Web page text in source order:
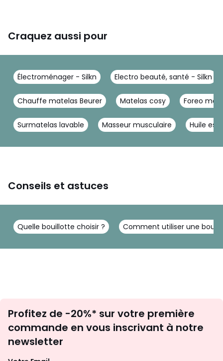
Craquez aussi pour
Électroménager - Silkn Electro beauté, santé - Silkn
Chauffe matelas Beurer Matelas cosy Foreo
Surmatelas lavable Masseur musculaire Huile
Conseils et astuces
Quelle bouillotte choisir ? Comment utiliser une
newsletter
Profitez de -20%* sur votre première
commande en vous inscrivant à notre
newsletter